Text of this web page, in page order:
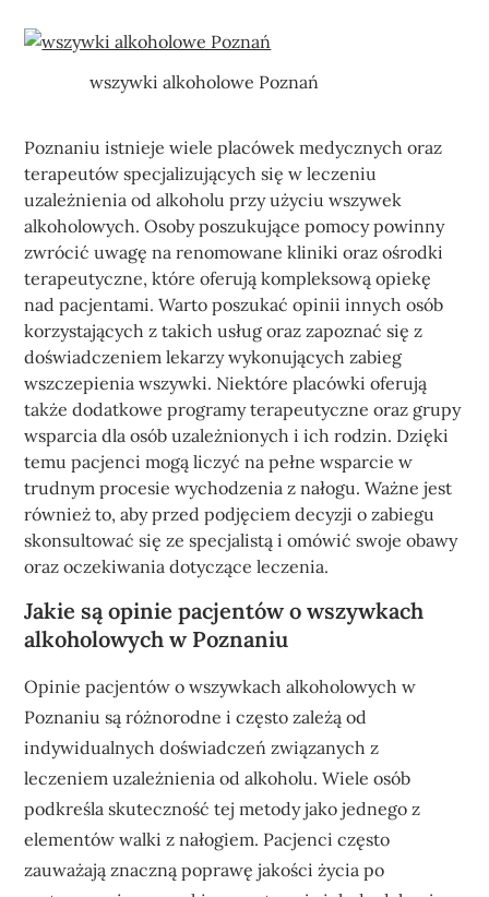
wszywki alkoholowe Poznań
Poznaniu istnieje wiele placówek medycznych oraz
terapeutów specjalizujących się w leczeniu
uzależnienia od alkoholu przy użyciu wszywek
alkoholowych. Osoby poszukujące pomocy powinny
zwrócić uwagę na renomowane kliniki oraz ośrodki
terapeutyczne, które oferują kompleksową opiekę
nad pacjentami. Warto poszukać opinii innych osób
korzystających z takich usług oraz zapoznać się z
doświadczeniem lekarzy wykonujących zabieg
wszczepienia wszywki. Niektóre placówki oferują
także dodatkowe programy terapeutyczne oraz grupy
wsparcia dla osób uzależnionych i ich rodzin. Dzięki
temu pacjenci mogą liczyć na pełne wsparcie w
trudnym procesie wychodzenia z nałogu. Ważne jest
również to, aby przed podjęciem decyzji o zabiegu
skonsultować się ze specjalistą i omówić swoje obawy
oraz oczekiwania dotyczące leczenia.
Jakie są opinie pacjentów o wszywkach
alkoholowych w Poznaniu
Opinie pacjentów o wszywkach alkoholowych w
Poznaniu są różnorodne i często zależą od
indywidualnych doświadczeń związanych z
leczeniem uzależnienia od alkoholu. Wiele osób
podkreśla skuteczność tej metody jako jednego z
elementów walki z nałogiem. Pacjenci często
zauważają znaczną poprawę jakości życia po